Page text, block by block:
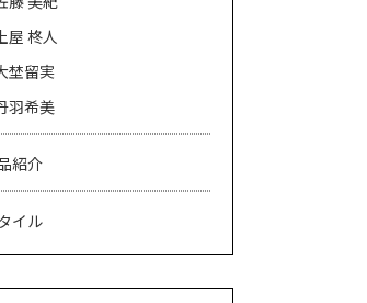
屋 柊人
埜留実
羽希美
紹介
イル